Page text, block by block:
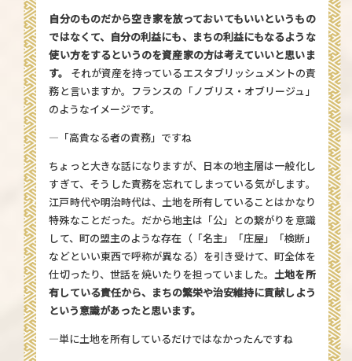
自分のものだから空き家を放っておいてもいいというもの
ではなくて、自分の利益にも、まちの利益にもなるような
使い方をするというのを資産家の方は考えていいと思いま
す。
それが資産を持っているエスタブリッシュメントの責
務と言いますか。フランスの「ノブリス・オブリージュ」
のようなイメージです。
—「高貴なる者の責務」ですね
ちょっと大きな話になりますが、日本の地主層は一般化し
すぎて、そうした責務を忘れてしまっている気がします。
江戸時代や明治時代は、土地を所有していることはかなり
特殊なことだった。だから地主は「公」との繋がりを意識
して、町の盟主のような存在（「名主」「庄屋」「検断」
などといい東西で呼称が異なる）を引き受けて、町全体を
仕切ったり、世話を焼いたりを担っていました。土地を所
有している責任から、まちの繁栄や治安維持に貢献しよう
という意識があったと思います。
—単に土地を所有しているだけではなかったんですね